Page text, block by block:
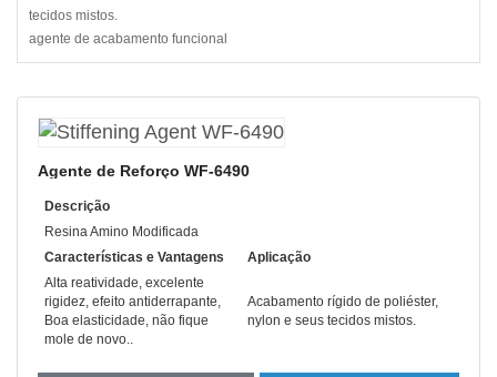
tecidos mistos.
agente de acabamento funcional
Agente de Reforço WF-6490
Descrição
Resina Amino Modificada
Características e Vantagens
Aplicação
Alta reatividade, excelente
rigidez, efeito antiderrapante,
Boa elasticidade, não fique
mole de novo..
Acabamento rígido de poliéster,
nylon e seus tecidos mistos.